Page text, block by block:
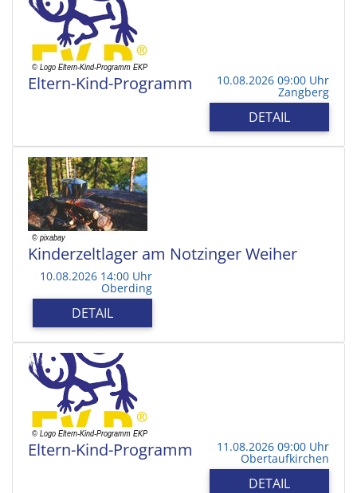
Eltern-Kind-Programm 10.08.2026 09:00 Uhr
Zangberg
DETAIL
Kinderzeltlager am Notzinger Weiher
10.08.2026 14:00 Uhr
Oberding
DETAIL
Eltern-Kind-Programm 11.08.2026 09:00 Uhr
Obertaufkirchen
DETAIL